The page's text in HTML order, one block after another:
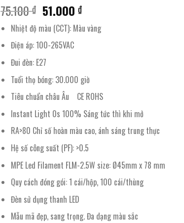
75.100₫ Giá
gốc
là:
75.100 ₫.
51.000₫Giá
hiện
tại
Nhiệt độ màu (CCT): Màu vàng
Điện áp: 100-265VAC
Đui đèn: E27
Tuổi thọ bóng: 30.000 giờ
Tiêu chuẩn châu Âu CE ROHS
Instant Light 0s 100% Sáng tức thì khi mở
RA>80 Chỉ số hoàn màu cao, ánh sáng trung thực
Hệ số công suất (PF): >0.5
MPE Led Filament FLM-2.5W size: Ø45mm x 78 mm
Quy cách đóng gói: 1 cái/hộp, 100 cái/thùng
Đèn sử dụng thanh LED
Mẫu mã đẹp, sang trọng. Đa dạng màu sắc